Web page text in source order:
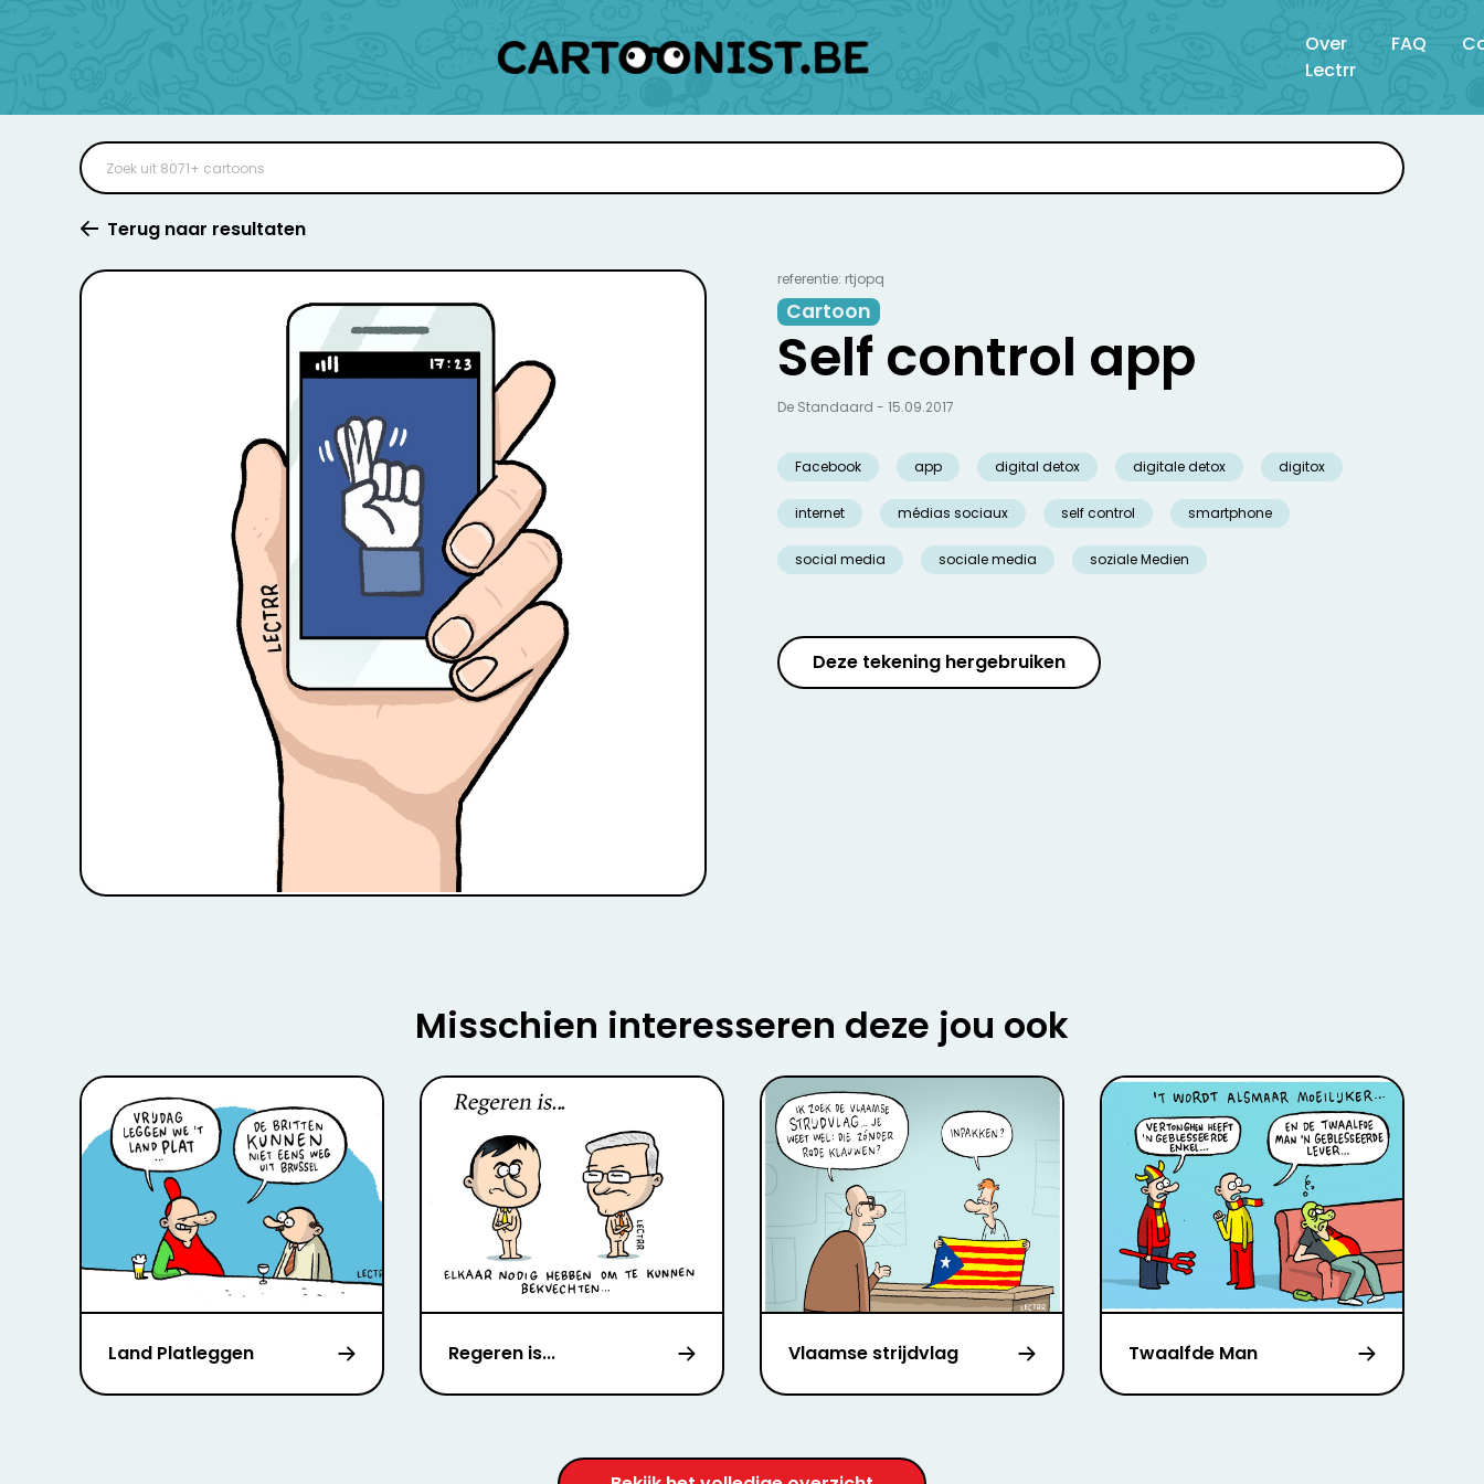
Over
Lectrr
FAQ
Terug naar resultaten
referentie: rtjopq
Cartoon
Self control app
Facebook app digital detox digitale detox digitox
internet médias sociaux self control smartphone
social media sociale media soziale Medien
De Standaard - 15.09.2017
Deze tekening hergebruiken
Misschien interesseren deze jou ook
Land Platleggen Regeren is... Vlaamse strijdvlag Twaalfde Man